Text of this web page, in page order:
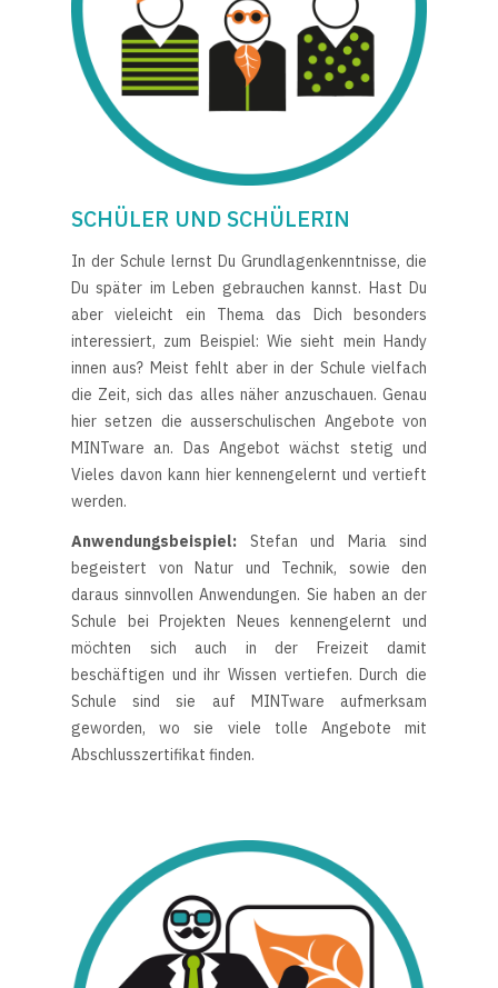
SCHÜLER UND SCHÜLERIN
In der Schule lernst Du Grundlagenkenntnisse, die
Du später im Leben gebrauchen kannst. Hast Du
aber vieleicht ein Thema das Dich besonders
interessiert, zum Beispiel: Wie sieht mein Handy
innen aus? Meist fehlt aber in der Schule vielfach
die Zeit, sich das alles näher anzuschauen. Genau
hier setzen die ausserschulischen Angebote von
MINTware an. Das Angebot wächst stetig und
Vieles davon kann hier kennengelernt und vertieft
werden.
Anwendungsbeispiel: Stefan und Maria sind
begeistert von Natur und Technik, sowie den
daraus sinnvollen Anwendungen. Sie haben an der
Schule bei Projekten Neues kennengelernt und
möchten sich auch in der Freizeit damit
beschäftigen und ihr Wissen vertiefen. Durch die
Schule sind sie auf MINTware aufmerksam
geworden, wo sie viele tolle Angebote mit
Abschlusszertifikat finden.